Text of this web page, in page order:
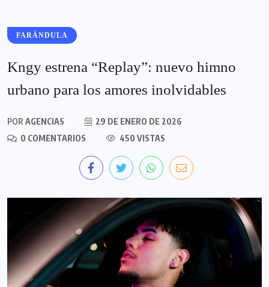
FARÁNDULA
Kngy estrena “Replay”: nuevo himno
urbano para los amores inolvidables
POR AGENCIAS
29 DE ENERO DE 2026
0 COMENTARIOS
450 VISTAS